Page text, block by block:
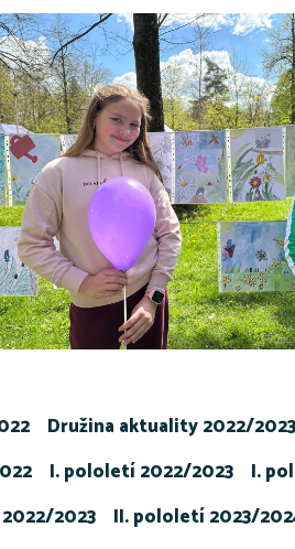
Družina aktuality 2022/2023
I. pololetí 2022/2023 I.
2023 II. pololetí 2023/